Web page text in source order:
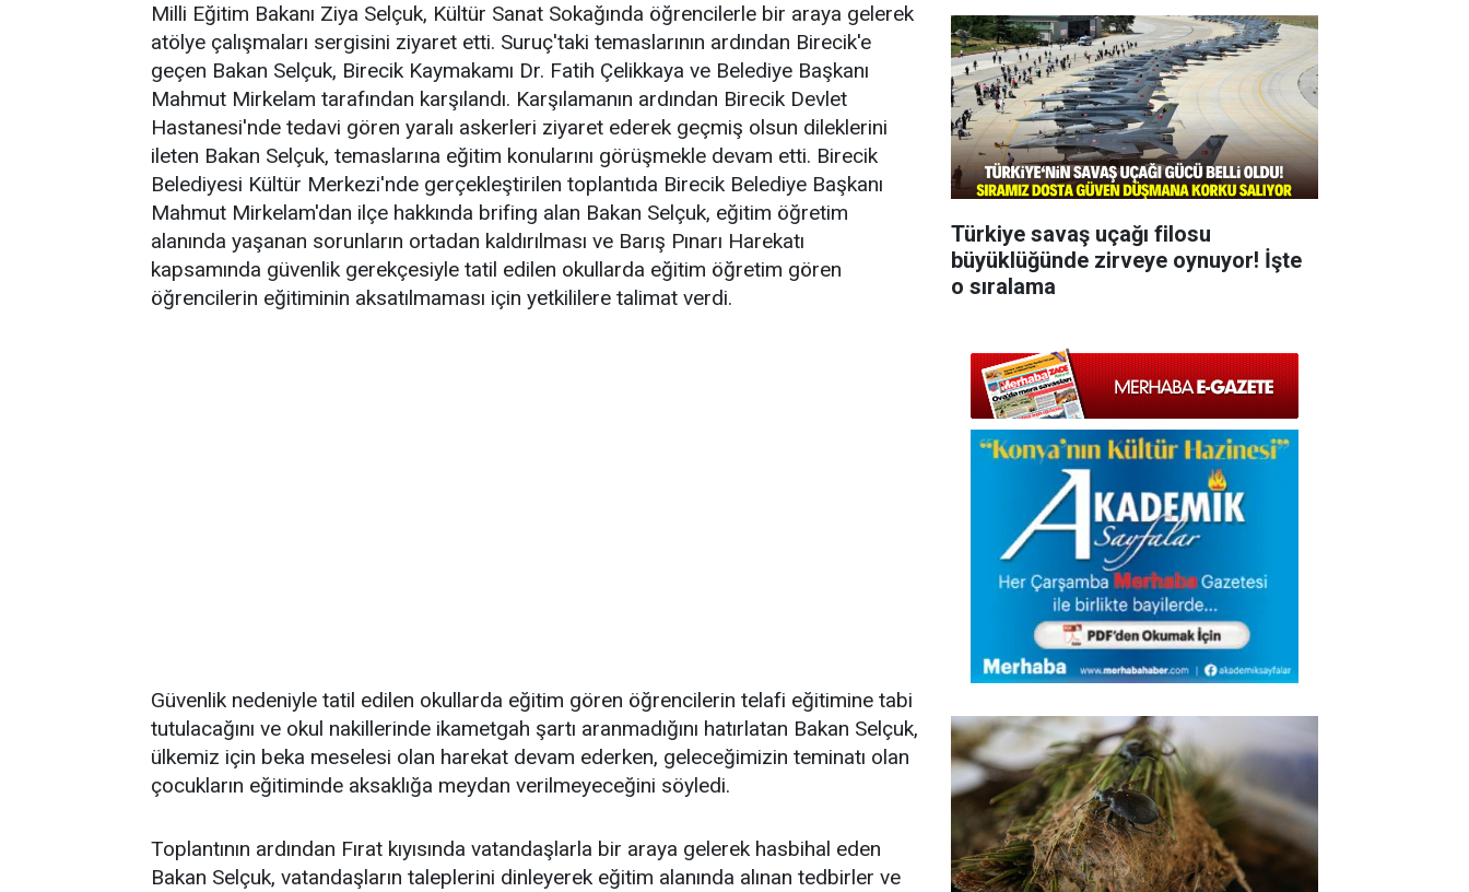
Milli Eğitim Bakanı Ziya Selçuk, Kültür Sanat Sokağında öğrencilerle bir araya gelerek
atölye çalışmaları sergisini ziyaret etti. Suruç'taki temaslarının ardından Birecik'e
geçen Bakan Selçuk, Birecik Kaymakamı Dr. Fatih Çelikkaya ve Belediye Başkanı
Mahmut Mirkelam tarafından karşılandı. Karşılamanın ardından Birecik Devlet
Hastanesi'nde tedavi gören yaralı askerleri ziyaret ederek geçmiş olsun dileklerini
ileten Bakan Selçuk, temaslarına eğitim konularını görüşmekle devam etti. Birecik
Belediyesi Kültür Merkezi'nde gerçekleştirilen toplantıda Birecik Belediye Başkanı
Mahmut Mirkelam'dan ilçe hakkında brifing alan Bakan Selçuk, eğitim öğretim
alanında yaşanan sorunların ortadan kaldırılması ve Barış Pınarı Harekatı
kapsamında güvenlik gerekçesiyle tatil edilen okullarda eğitim öğretim gören
öğrencilerin eğitiminin aksatılmaması için yetkililere talimat verdi.
Güvenlik nedeniyle tatil edilen okullarda eğitim gören öğrencilerin telafi eğitimine tabi
tutulacağını ve okul nakillerinde ikametgah şartı aranmadığını hatırlatan Bakan Selçuk,
ülkemiz için beka meselesi olan harekat devam ederken, geleceğimizin teminatı olan
çocukların eğitiminde aksaklığa meydan verilmeyeceğini söyledi.
Toplantının ardından Fırat kıyısında vatandaşlarla bir araya gelerek hasbihal eden
Bakan Selçuk, vatandaşların taleplerini dinleyerek eğitim alanında alınan tedbirler ve
Türkiye savaş uçağı filosu
büyüklüğünde zirveye oynuyor! İşte
o sıralama